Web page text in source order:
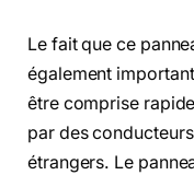
Le fait que ce
également
être comprise
par des
étrangers. Le